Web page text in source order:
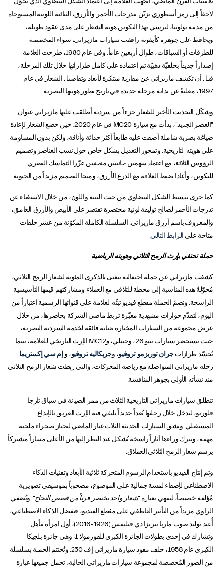
لاحقاً إلى رمز أسطوري تزيّن بتدرجات الأحمر والأزرق، الثنائية اللونية المستوحاة
من مدينة بولونيا، ليرسي بهذا التكوين هوية الشعار على مدى عقود طويلة،
ويحافظ على جوهره كأيقونة رافقت سيارات مازيراتي، سواء المخصصة
للطرقات أو السباقات، طوال أربعين عاماً. وفي عام 1980، طرحت العلامة
إصداراً جديداً بخلفيّة ذهبيّة تم اعتماده على كامل طرازاتها خلال تلك المرحلة،
قبل أن تكشف مازيراتي عن مقاربة مبتكرة لأبعاد وتفاصيل الشعار في عام
1997، معلنةً عن بداية مرحلة جديدة في تاريخ تطور هويتها البصرية.
وشكّل التحديث الأخير للشعار جزءاً من سردية أطلقت عليها مازيراتي عنوان
"العصر الجديد"، بدأت مع سيارة MC20 في عام 2020، حين خضع الشعار لإعادة
صياغة بصرية شاملة أضفت عليه طابعاً أكثر حداثة وأناقة، ولكن بدون المساومة
على هويته التاريخية. وتمحور التعديل بشكل خاص حول نسب العناصر وتصميم
الرؤوس الثلاثة، مع اعتماد سهمين جانبيين منحنيين عزّزا التماسك البصري
للتكوين، وأعادا ضبط العلاقة مع الدرع الأزرق، ومنحا التصميم مزيداً من الحيوية.
كما جرى تبسيط الشكل البيضاوي من حيث البنية واللون، من خلال الاستغناء عن
تدرجات الأحمر لصالح توليفة لونية مختصرة تقتصر على الأبيض والأزرق الغامق،
والمعروف باسم أزرق مازيراتي. السلسلة الكاملة المكوّنة من عشر حلقات
متاحة على الرابط التالي.
حملة تحتفي بإرث الرمح الثلاثي وهويته الرياضية
كشفت مازيراتي عن حملة احتفالية تتغنى بالذكرى المئوية لشعار الرمح الثلاثي،
مُحوّلةً هذه المناسبة إلى محطة للتلاقي مع العملاء ومشاركتهم قيمها التأسيسية
الراسخة. وتضمّ الحملة مقطع فيديو تبثّه العلامة على قنواتها الرسمية اعتباراً من
اليوم، لتقدّم حوارات مشهدية معبّرة تربط ماضي الشركة بحاضرها، من خلال
عرض مجموعة من السيارات المختارة بعناية فائقة لخدمة السردية البصرية،
حيث تستحضر سيارات تيبو 26، وجيبلي،
و
MC12 الإرث التاريخي للعلامة، بينما
تُجسّد طرازاتجران توريزمو تروفيو، وجريكاليه تروفيو، و إم سي إكستريما
رحلة مازيراتي المتواصلة مع رياضة المحركات، والتي ربطت شعار الرمح الثلاثي
منذ نشأته الأولى بجوهر المنافسة.
تنطلق سيارات مازيراتي التاريخية الثلاث من ممر الصيانة في سباق تارجا
فلوريو، لتدخل خلال رحلتها بُعداً جديداً يلتقي فيه الإرث العريق بالإبداع
المستقبلي. وتشق السيارات الحديثة الثلاث غبار الماضي لتجتاز صحراء ملحية
مهيبة، وتترك وراءها آثاراً راسخة تُشكل عند النظر إليها من الأعلى مساراً مشتركاً
يرسم شعار الرمح الثلاثي العملاق.
وتم إنتاج الفيديو باستخدام الرسوم المتحركة ثلاثية الأبعاد وتقنيات الذكاء
الاصطناعي لإضفاء لمسة جمالية على الموضوع، مصحوباً بموسيقى تصويرية
مُؤلفة خصيصاً، لينتهي بعبارة "شعار واحد يختصر قرناً من قصص النجاح". ويُضفي
الراوي مزيداً من التأثير العاطفي على مقطع الفيديو، فبفضل الذكاء الاصطناعي،
أُعيد توليد صوت ماريا تيريزا دي فيليبيس (1926-2016)، أول امرأة تتأهل
وتشارك في إحدى بطولات الجائزة الكبرى للفورمولا 1، وهي جائزة بلجيكا
الكبرى عام 1958، خلف مقود سيارة مازيراتي إف 250. وتُختتم الحملة بسلسلة
من الصور المُخصصة لمجموعة سيارات مازيراتي الحالية، تحمل جميعها عبارة